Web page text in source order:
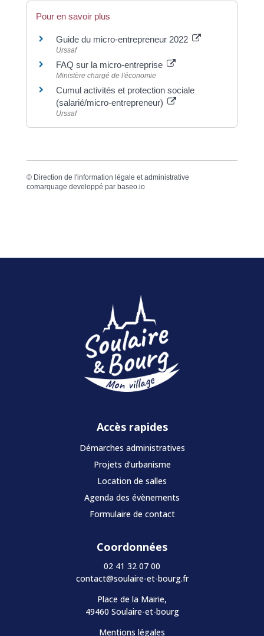
Pour en savoir plus
Guide du micro-entrepreneur 2022
Urssaf
FAQ sur la micro-entreprise
Ministère chargé de l'économie
Cumul activités et protection sociale
(salarié/micro-entrepreneur)
Urssaf
© Direction de l'information légale et administrative
comarquage developpé par baseo.io
Accès rapides
Démarches administratives
Projets d’urbanisme
Location de salles
Agenda des évènements
Formulaire de contact
Coordonnées
02 41 32 07 00
contact@soulaire-et-bourg.fr
Place de la Mairie,
49460 Soulaire-et-bourg
Mentions légales